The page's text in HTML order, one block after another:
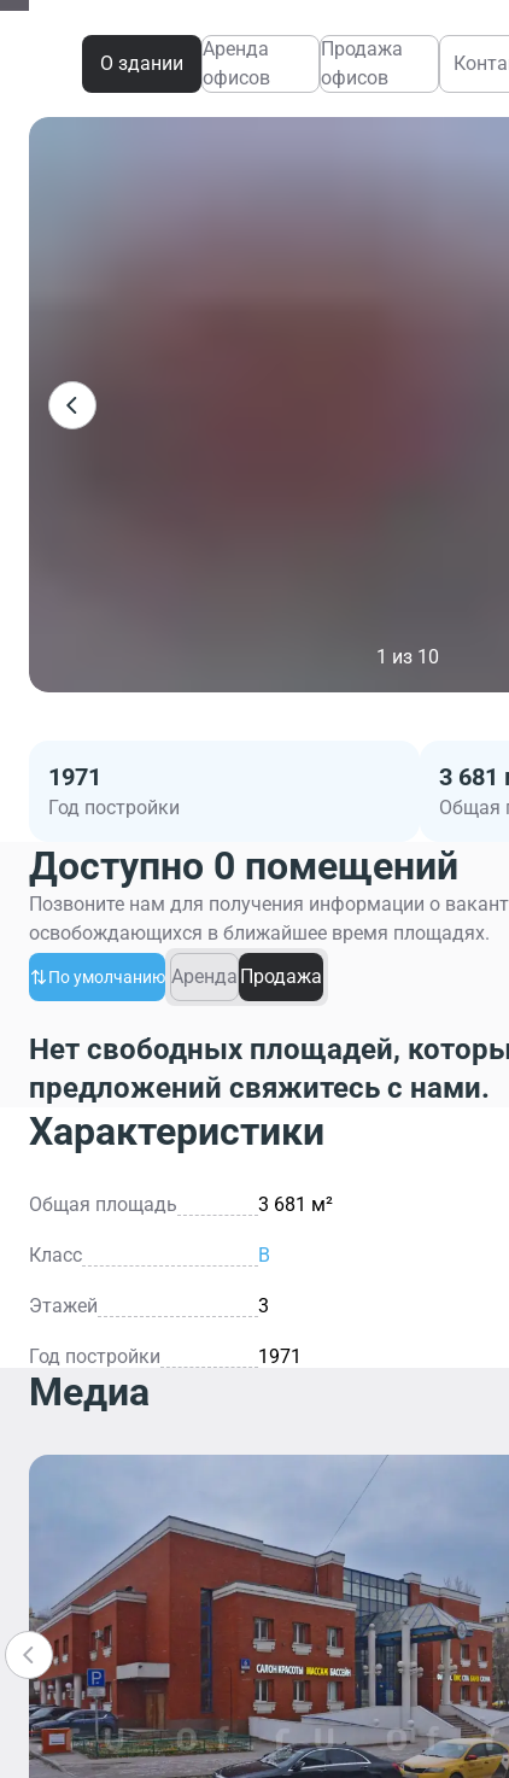
О здании
Аренда
офисов
Продажа
офисов
1 из 10
1971
Год постройки
3 681
Общая
Доступно 0 помещений
Позвоните нам для получения информации о
освобождающихся в ближайшее время площадях.
По умолчанию Аренда Продажа
Нет свободных площадей,
предложений свяжитесь с нами.
Характеристики
Общая площадь 3 681 м²
Класс B
Этажей 3
Год постройки 1971
Медиа